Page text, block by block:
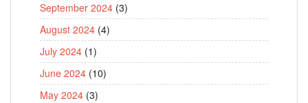
September 2024 (3)
August 2024 (4)
July 2024 (1)
June 2024 (10)
May 2024 (3)